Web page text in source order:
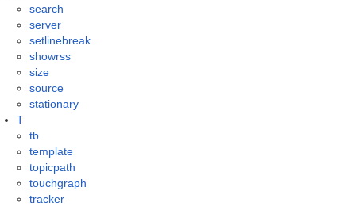
search
server
setlinebreak
showrss
size
source
stationary
T
tb
template
topicpath
touchgraph
tracker